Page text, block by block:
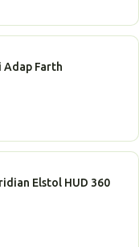
Adap Farth
Elstol HUD 360